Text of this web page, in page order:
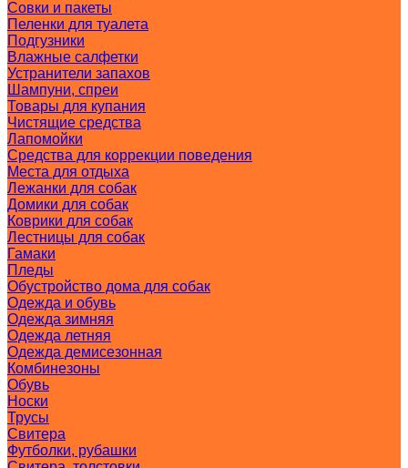
Совки и пакеты
Пеленки для туалета
Подгузники
Влажные салфетки
Устранители запахов
Шампуни, спреи
Товары для купания
Чистящие средства
Лапомойки
Средства для коррекции поведения
Места для отдыха
Лежанки для собак
Домики для собак
Коврики для собак
Лестницы для собак
Гамаки
Пледы
Обустройство дома для собак
Одежда и обувь
Одежда зимняя
Одежда летняя
Одежда демисезонная
Комбинезоны
Обувь
Носки
Трусы
Свитера
Футболки, рубашки